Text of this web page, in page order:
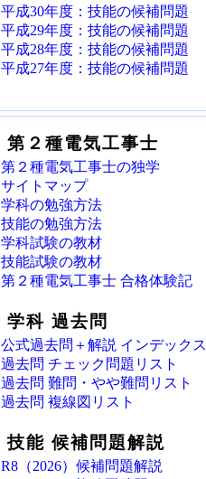
平成30年度：技能の候補問題
平成29年度：技能の候補問題
平成28年度：技能の候補問題
平成27年度：技能の候補問題
第２種電気工事士
第２種電気工事士の独学
サイトマップ
学科の勉強方法
技能の勉強方法
学科試験の教材
技能試験の教材
第２種電気工事士 合格体験記
学科 過去問
公式過去問＋解説 インデックス
過去問 チェック問題リスト
過去問 難問・やや難問リスト
過去問 複線図リスト
技能 候補問題解説
R8（2026）候補問題解説